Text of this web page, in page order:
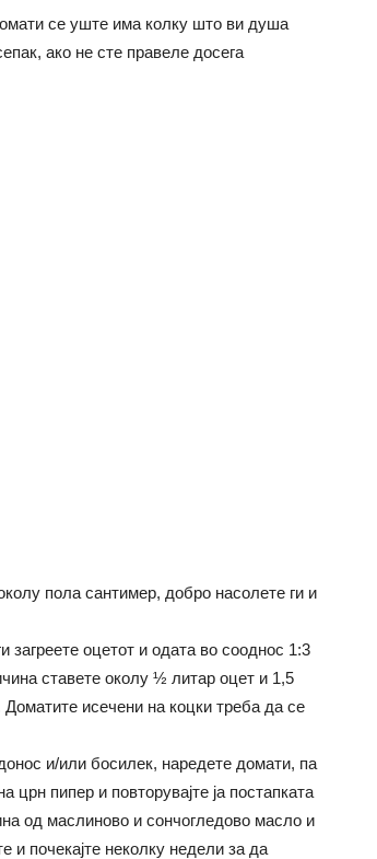
се уште има колку што ви душа
ако не сте правеле досега
пола сантимер, добро насолете ги и
загреете оцетот и одата во сооднос 1:3
ставете околу ½ литар оцет и 1,5
исечени на коцки треба да се
и/или босилек, наредете домати, па
пипер и повторувајте ја постапката
од маслиново и сончогледово масло и
и почекајте неколку недели за да